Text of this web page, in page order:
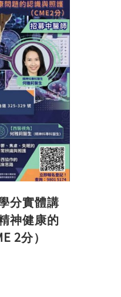
分實體講
神健康的
2分）